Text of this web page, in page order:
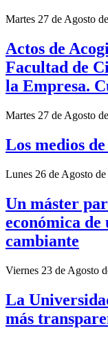
Martes 27 de Agosto
Actos de
Facultad de
la Empresa.
Martes 27 de Agosto
Los medios
Lunes 26 de Agosto
Un máster
económica de
cambiante
Viernes 23 de Agosto
La
más